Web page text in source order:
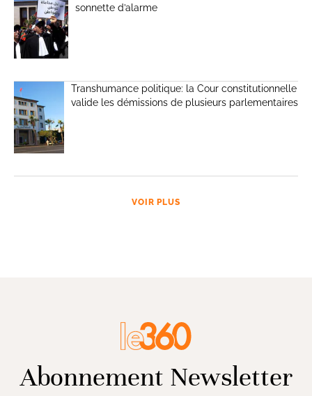
sonnette d’alarme
Transhumance politique: la Cour constitutionnelle
valide les démissions de plusieurs parlementaires
VOIR PLUS
Abonnement Newsletter